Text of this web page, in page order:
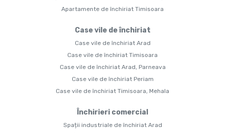
Apartamente de închiriat Timisoara
Case vile de închiriat
Case vile de închiriat Arad
Case vile de închiriat Timisoara
Case vile de închiriat Arad, Parneava
Case vile de închiriat Periam
Case vile de închiriat Timisoara, Mehala
Închirieri comercial
Spații industriale de închiriat Arad